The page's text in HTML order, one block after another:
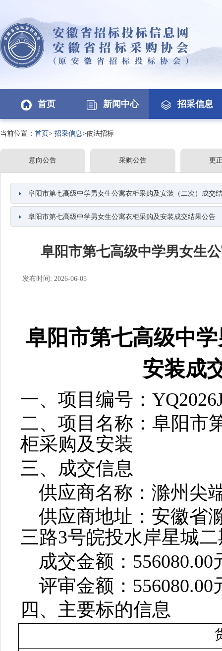
首页 新闻中心 招采信息
当前位置： 首页> 招采信息>依法招标
意向公告 采购公告 更
阜阳市第七高级中学男女生公寓衣柜采购及安装（二次）成交
阜阳市第七高级中学男女生公寓衣柜采购及安装成交结果公告
阜阳市第七高级中学男女生
发布时间: 2026-06-05
阜阳市第七高级中
安装成
一、项目编号 ：
二、项目名称： 阜阳市
柜采购及安装
三、成交信息
供应商名称：滁州尖
供应商地址：安徽省
三路3号皖投水岸星城
成交金额： 556080.00
评审金额： 556080.00
四、主要标的信息